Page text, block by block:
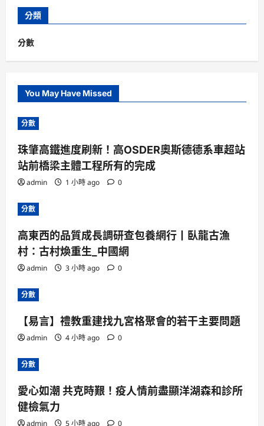
分類
分數
You May Have Missed
分數
珠肇高鐵進度刷新！高OSDER奧斯德德系車超站
站前橋梁主體工程所有的完成
admin 1 小時 ago 0
分數
高東西的品質成長調研查包養網行丨臥龍古漁
村：古村煥重生_中國網
admin 3 小時 ago 0
分數
【易言】禮教重建找九宮格聚會的若干主要問題
admin 4 小時 ago 0
分數
愛心如潮 共克時艱！疫人情前盡顯洋湖森和診所
健檢氣力
admin 5 小時 ago 0